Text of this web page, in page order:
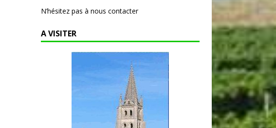
N’hésitez pas à nous contacter
A VISITER